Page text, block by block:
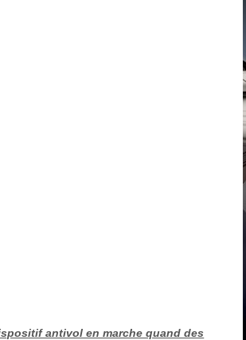
antivol en marche quand des